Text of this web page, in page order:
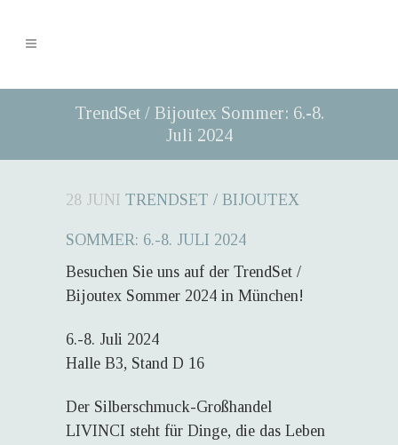
TrendSet / Bijoutex Sommer: 6.-8.
Juli 2024
28 JUNI TRENDSET / BIJOUTEX
SOMMER: 6.-8. JULI 2024
Besuchen Sie uns auf der TrendSet /
Bijoutex Sommer 2024 in München!
6.-8. Juli 2024
Halle B3, Stand D 16
Der Silberschmuck-Großhandel
LIVINCI steht für Dinge, die das Leben